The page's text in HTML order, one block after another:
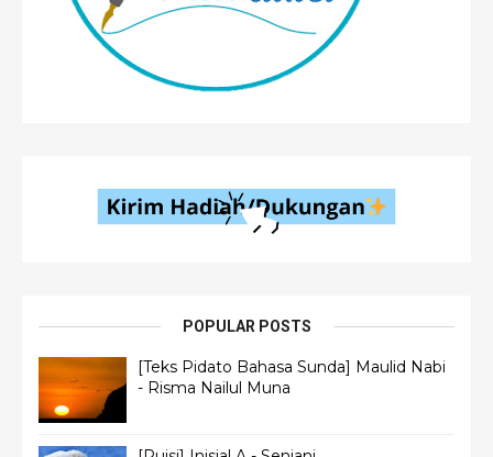
POPULAR POSTS
[Teks Pidato Bahasa Sunda] Maulid Nabi
- Risma Nailul Muna